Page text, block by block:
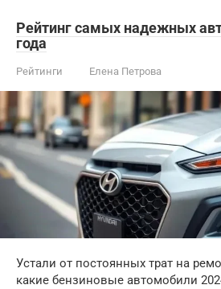
Рейтинг самых надежных
года
Рейтинги Елена Петрова
Устали от постоянных трат на
какие бензиновые автомобили